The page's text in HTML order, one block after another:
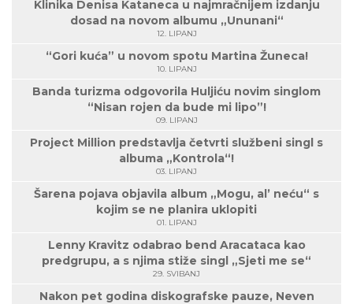
Klinika Denisa Kataneca u najmračnijem izdanju
dosad na novom albumu „Ununani“
12. LIPANJ
“Gori kuća” u novom spotu Martina Žuneca!
10. LIPANJ
Banda turizma odgovorila Huljiću novim singlom
“Nisan rojen da bude mi lipo”!
09. LIPANJ
Project Million predstavlja četvrti službeni singl s
albuma „Kontrola“!
03. LIPANJ
Šarena pojava objavila album „Mogu, al’ neću“ s
kojim se ne planira uklopiti
01. LIPANJ
Lenny Kravitz odabrao bend Aracataca kao
predgrupu, a s njima stiže singl „Sjeti me se“
29. SVIBANJ
Nakon pet godina diskografske pauze, Neven